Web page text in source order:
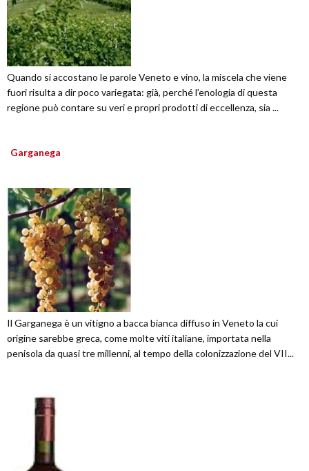
Quando si accostano le parole Veneto e vino, la miscela che viene
fuori risulta a dir poco variegata: già, perché l’enologia di questa
regione può contare su veri e propri prodotti di eccellenza, sia ...
Garganega
Il Garganega è un vitigno a bacca bianca diffuso in Veneto la cui
origine sarebbe greca, come molte viti italiane, importata nella
penisola da quasi tre millenni, al tempo della colonizzazione del VII...